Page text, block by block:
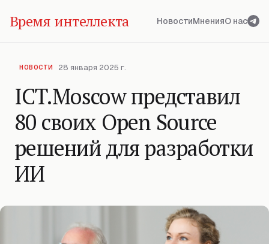
Время интеллекта НовостиМненияО нас
НОВОСТИ 28 января 2025 г.
ICT.Moscow представил
80 своих Open Source
решений для разработки
ИИ